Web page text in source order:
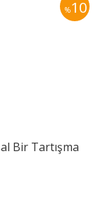
%10
Bir Tartışma